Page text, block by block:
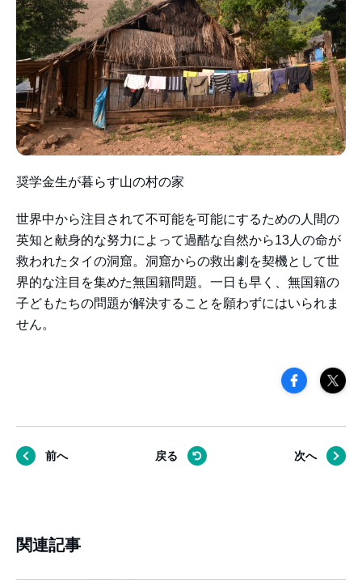
奨学金生が暮らす山の村の家
世界中から注目されて不可能を可能にするための人間の
英知と献身的な努力によって過酷な自然から13人の命が
救われたタイの洞窟。洞窟からの救出劇を契機として世
界的な注目を集めた無国籍問題。一日も早く、無国籍の
子どもたちの問題が解決することを願わずにはいられま
せん。
前へ 戻る 次へ
関連記事